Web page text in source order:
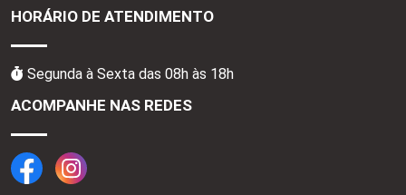
HORÁRIO DE ATENDIMENTO
Segunda à Sexta das 08h às 18h
ACOMPANHE NAS REDES